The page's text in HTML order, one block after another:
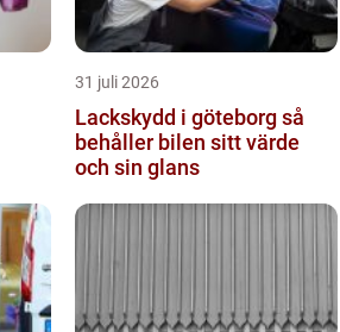
31 juli 2026
Lackskydd i göteborg så
behåller bilen sitt värde
och sin glans